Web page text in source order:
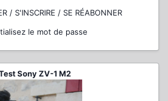
/ S'INSCRIRE / SE RÉABONNER
le mot de passe
Sony ZV-1 M2